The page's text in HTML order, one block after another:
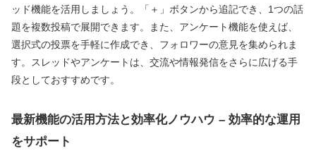
ッド機能を活用しましょう。「＋」ボタンから追記でき、1つの話
題を複数投稿で展開できます。また、アンケート機能を使えば、
選択式の投票を手軽に作成でき、フォロワーの意見を集められま
す。スレッドやアンケートは、交流や情報発信をさらに広げる手
段としておすすめです。
最新機能の活用方法と効率化ノウハウ – 効率的な運用
をサポート